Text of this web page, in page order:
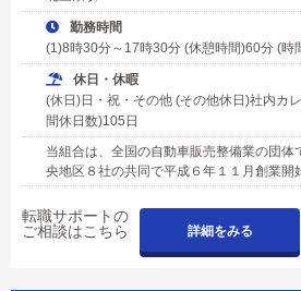
勤務時間
(1)8時30分～17時30分 (休憩時間)60分 (時
休日・休暇
(休日)日・祝・その他 (その他休日)社内カ
間休日数)105日
当組合は、全国の自動車販売整備業の団体
央地区８社の共同で平成６年１１月創業開
転職サポートの
ご相談はこちら
詳細をみる